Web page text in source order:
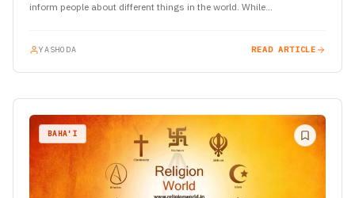
inform people about different things in the world. While…
YASHODA READ ARTICLE
BAHA'I